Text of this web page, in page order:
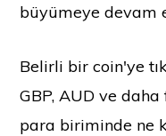
büyümeye devam
Belirli bir coin'ye
GBP, AUD ve
para biriminde ne